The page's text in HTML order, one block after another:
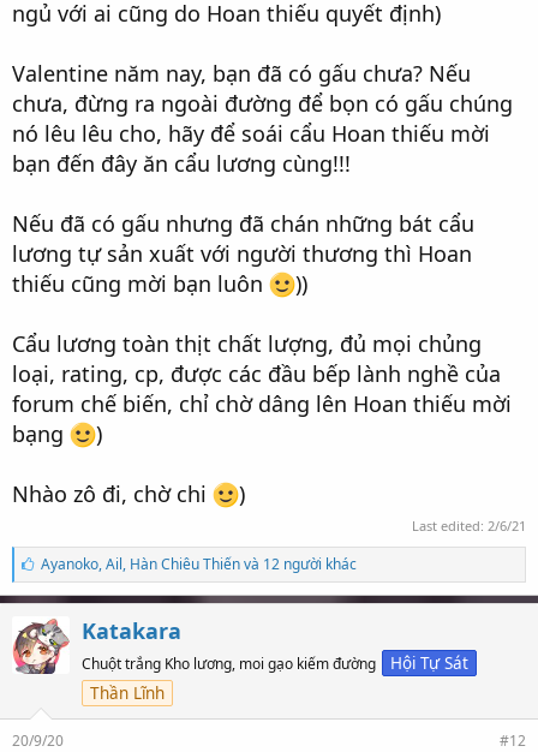
ngủ với ai cũng do Hoan thiếu quyết định)
Valentine năm nay, bạn đã có gấu chưa? Nếu
chưa, đừng ra ngoài đường để bọn có gấu chúng
nó lêu lêu cho, hãy để soái cẩu Hoan thiếu mời
bạn đến đây ăn cẩu lương cùng!!!
Nếu đã có gấu nhưng đã chán những bát cẩu
lương tự sản xuất với người thương thì Hoan
thiếu cũng mời bạn luôn
))
Cẩu lương toàn thịt chất lượng, đủ mọi chủng
loại, rating, cp, được các đầu bếp lành nghề của
forum chế biến, chỉ chờ dâng lên Hoan thiếu mời
bạng
)
Nhào zô đi, chờ chi )
Last edited: 2/6/21
S
ố
l
ư
ợ
t
t
í
c
Ayanoko,Ail, Hàn Chiêu Thiến và 12 người khác
Katakara
Chuột trắng Kho lương, moi gạo kiếm đường
Hội Tự Sát
Thần Lĩnh
20/9/20 #12